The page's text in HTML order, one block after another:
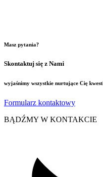
Masz pytania?
Skontaktuj się z Nami
wyjaśnimy wszystkie nurtujące Cię
Formularz kontaktowy
BĄDŹMY W KONTAKCIE